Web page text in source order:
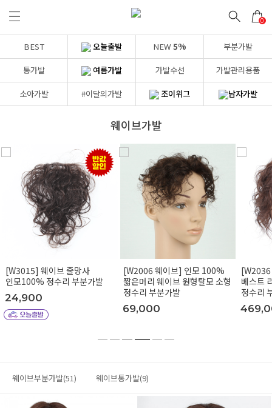
0
BEST 오늘출발 NEW 5% 부분가발
통가발 여름가발 가발수선 가발관리용품
소아가발 #이달의가발 조이위그 남자가발
웨이브가발
[W3015] 웨이브 줄망사
인모100% 정수리 부분가발
24,900
[W2006 웨이브] 인모 100%
짧은머리 웨이브 원형탈모 소형
정수리 부분가발
69,000
베스트
정수리
웨이브부분가발(51) 웨이브통가발(9)